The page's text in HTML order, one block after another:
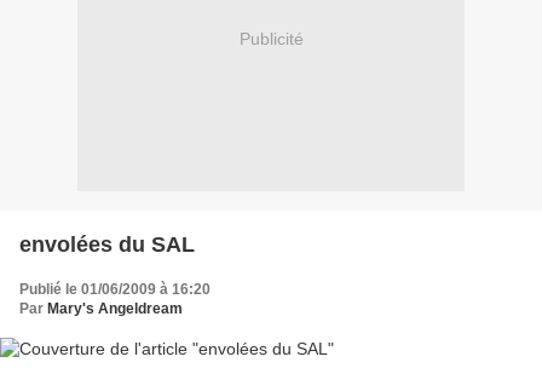
Publicité
envolées du SAL
Publié le 01/06/2009 à 16:20
Par Mary's Angeldream